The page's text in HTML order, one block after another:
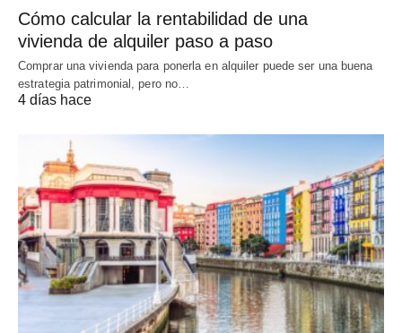
Cómo calcular la rentabilidad de una
vivienda de alquiler paso a paso
Comprar una vivienda para ponerla en alquiler puede ser una buena
estrategia patrimonial, pero no…
4 días hace